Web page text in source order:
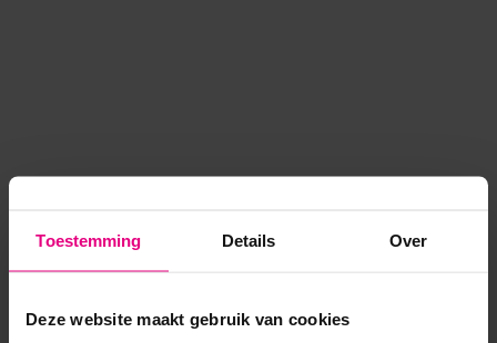
Toestemming Details Over
Deze website maakt gebruik van cookies